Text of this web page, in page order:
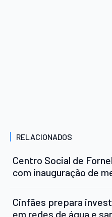
RELACIONADOS
Centro Social de
com inauguração de
Cinfães prepara
em redes de água e